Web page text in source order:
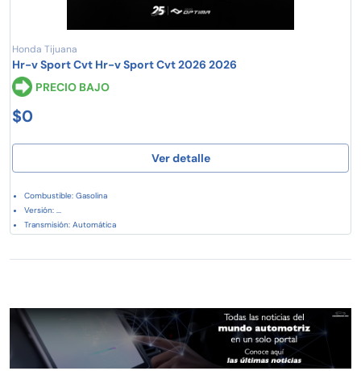
Honda Tijuana
Hr-v Sport Cvt Hr-v Sport Cvt 2026 2026
PRECIO BAJO
$0
Ver detalle
Combustible: Gasolina
Versión: ...
Transmisión: Automática